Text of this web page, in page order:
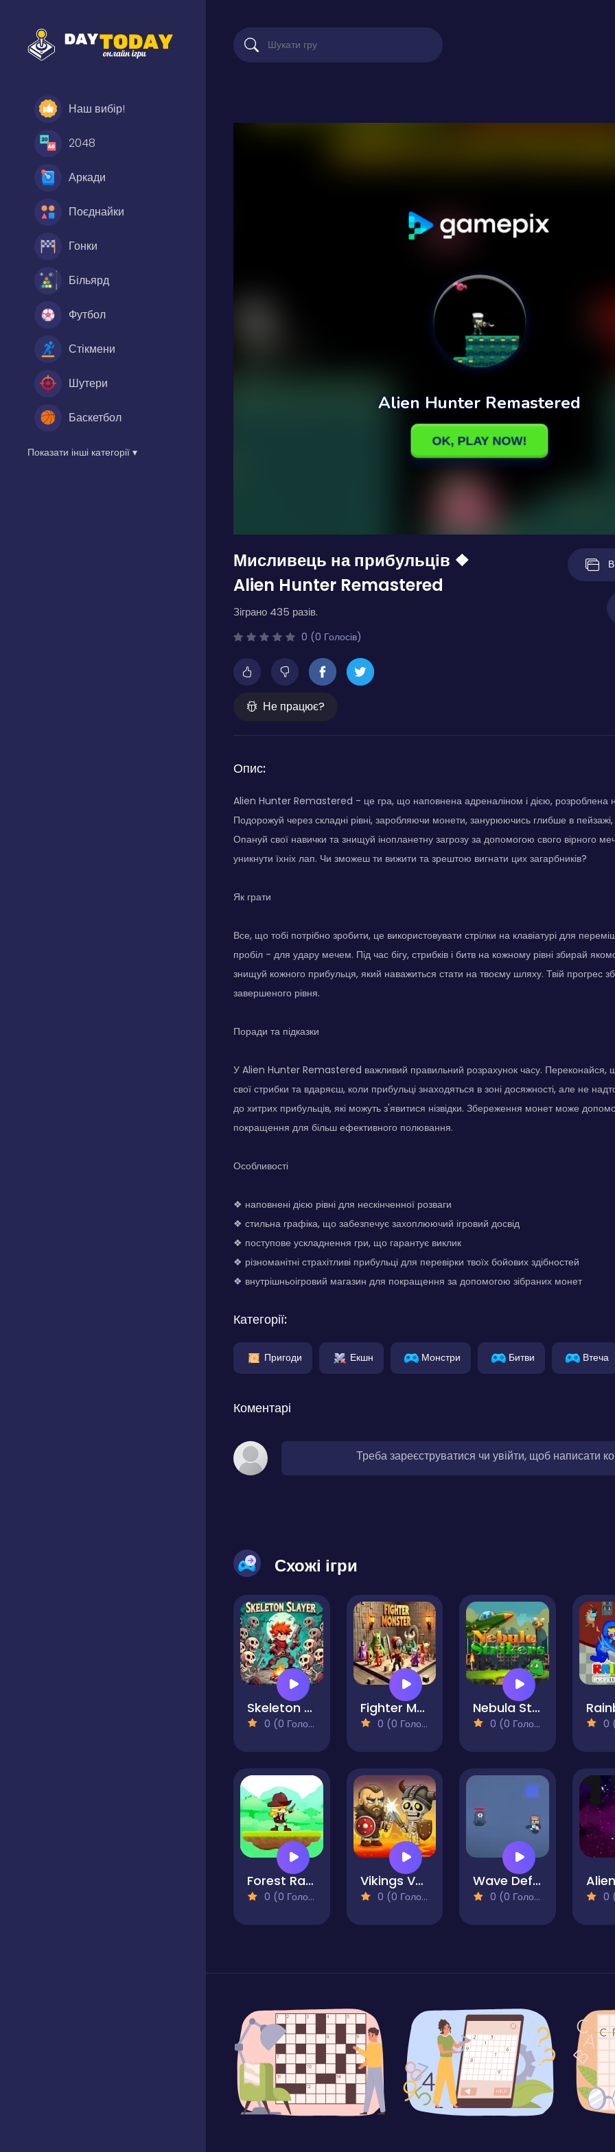
Наш вибір!
2048
Аркади
Поєднайки
Гонки
Більярд
Футбол
Стікмени
Шутери
Баскетбол
Показати інші категорії ▾
Мисливець на прибульців ❖
Alien Hunter Remastered
Зіграно 435 разів.
0 (0 Голосів)
Не працює?
Опис:
Alien Hunter Remastered - це гра, що наповнена адреналіном і дією, розроблена
Подорожуй через складні рівні, заробляючи монети, занурюючись глибше в
Опануй свої навички та знищуй інопланетну загрозу за допомогою свого вірного
уникнути їхніх лап. Чи зможеш ти вижити та зрештою вигнати цих загарбників?
Як грати
Все, що тобі потрібно зробити, це використовувати стрілки на клавіатурі для
пробіл - для удару мечем. Під час бігу, стрибків і битв на кожному рівні збирай
знищуй кожного прибульця, який наважиться стати на твоєму шляху. Твій прогрес
завершеного рівня.
Поради та підказки
У Alien Hunter Remastered важливий правильний розрахунок часу. Переконайся,
свої стрибки та вдаряєш, коли прибульці знаходяться в зоні досяжності, але не
до хитрих прибульців, які можуть з'явитися нізвідки. Збереження монет може
покращення для більш ефективного полювання.
Особливості
❖ наповнені дією рівні для нескінченної розваги
❖ стильна графіка, що забезпечує захоплюючий ігровий досвід
❖ поступове ускладнення гри, що гарантує виклик
❖ різноманітні страхітливі прибульці для перевірки твоїх бойових здібностей
❖ внутрішньоігровий магазин для покращення за допомогою зібраних монет
Категорії:
Пригоди Екшн Монстри Битви Втеча
Коментарі
Треба зареєструватися чи увійти, щоб написати
Схожі ігри
Skeleton Slayer
0 (0 Голосів)
Fighter Monster
0 (0 Голосів)
Nebula Strikers
0 (0 Голосів) 0
Forest Ranger Adventure
0 (0 Голосів)
Vikings VS Skeletons
0 (0 Голосів)
Wave Defense Shooter
0 (0 Голосів) 0